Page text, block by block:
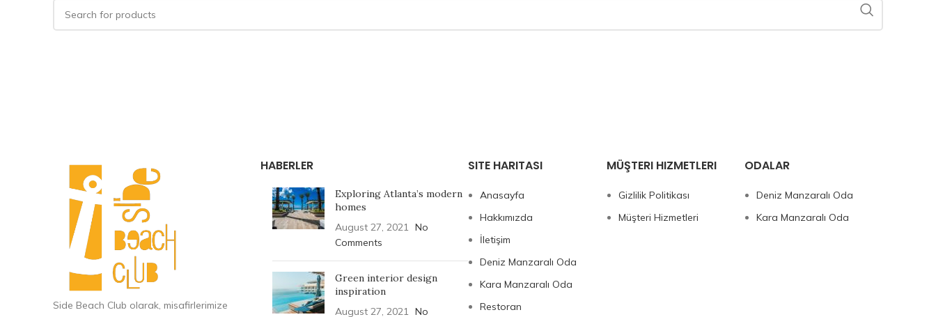
Side Beach Club olarak, misafirlerimize
HABERLER
Exploring Atlanta’s modern
homes
August 27, 2021
No
Comments
Green interior design
inspiration
August 27, 2021
No
SITE HARITASI
Anasayfa
Hakkımızda
İletişim
Deniz Manzaralı Oda
Kara Manzaralı Oda
Restoran
MÜŞTERI HIZMETLERI
Gizlilik Politikası
Müşteri Hizmetleri
ODALAR
Deniz Manzaralı Oda
Kara Manzaralı Oda